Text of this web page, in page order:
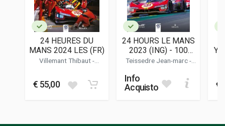
Sophia Editions
LINGUA DEL TESTO
Francese
DATA DI STAMPA
05/2023
25 x 25 x 2 cm
24 HEURES DU
MANS 2024 LES (FR)
Villemant Thibaut-
€ 55,00
24 HOURS LE MANS
2023 (ING) - 100
YEARS 24H
Teissedre Jean-marc-
Info
Acquisto
€